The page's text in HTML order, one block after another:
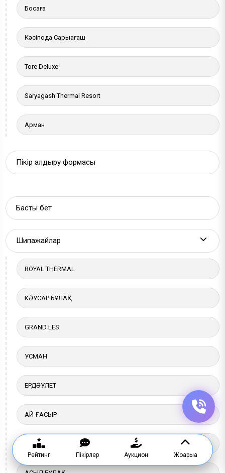
Босаға
Кәсіподақ Сарыағаш
Tore Deluxe
Saryagash Thermal Resort
Арман
Пікір қалдыру формасы
Басты бет
Шипажайлар More
ROYAL THERMAL
КӘУСАР БҰЛАҚ
GRAND LES
УСМАН
ЕРДӘУЛЕТ
АЙ-ҒАСЫР
АКВА МИНЕРАЛ
Рейтинг Пікірлер Аукцион Жоғарыға